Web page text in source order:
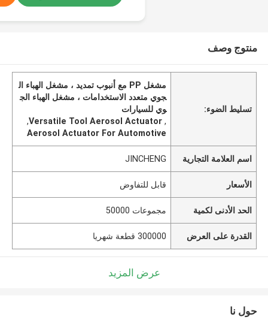
منتوج وصف
تسليط الضوء:
مشغل PP مع أنبوب تمديد ، مشغل الهباء ال
جوي متعدد الاستخدامات ، مشغل الهباء الج
وي للسيارات
,
Versatile Tool Aerosol Actuator
,
Aerosol Actuator For Automotive
اسم العلامة التجارية JINCHENG
الأسعار قابل للتفاوض
الحد الأدنى لكمية مجموعات 50000
القدرة على العرض 300000 قطعة شهريا
عرض المزيد
حول نا